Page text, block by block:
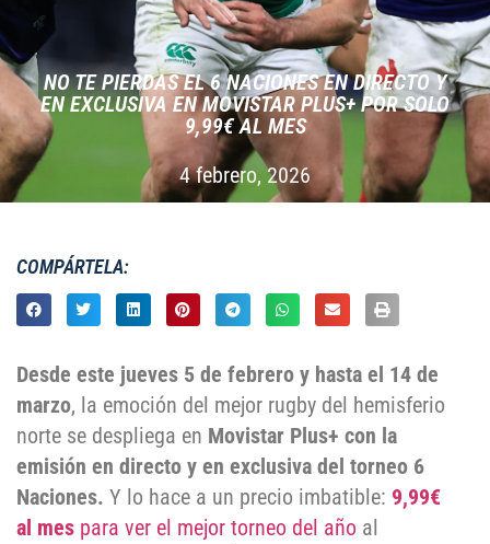
NO TE PIERDAS EL 6 NACIONES EN DIRECTO Y
EN EXCLUSIVA EN MOVISTAR PLUS+ POR SOLO
9,99€ AL MES
4 febrero, 2026
COMPÁRTELA:
Desde este jueves 5 de febrero y hasta el 14 de
marzo, la emoción del mejor rugby del hemisferio
norte se despliega en Movistar Plus+ con la
emisión en directo y en exclusiva del torneo 6
Naciones. Y lo hace a un precio imbatible: 9,99€
al mes para ver el mejor torneo del año al